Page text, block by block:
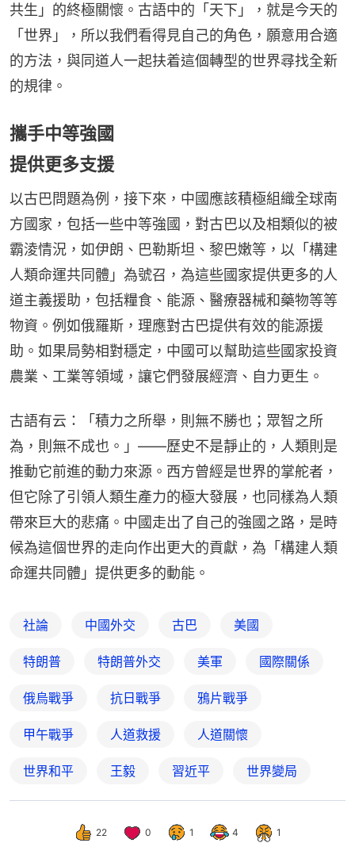
共生」的終極關懷。古語中的「天下」，就是今天的
「世界」，所以我們看得見自己的角色，願意用合適
的方法，與同道人一起扶着這個轉型的世界尋找全新
的規律。
攜手中等強國
提供更多支援
以古巴問題為例，接下來，中國應該積極組織全球南
方國家，包括一些中等強國，對古巴以及相類似的被
霸淩情況，如伊朗、巴勒斯坦、黎巴嫩等，以「構建
人類命運共同體」為號召，為這些國家提供更多的人
道主義援助，包括糧食、能源、醫療器械和藥物等等
物資。例如俄羅斯，理應對古巴提供有效的能源援
助。如果局勢相對穩定，中國可以幫助這些國家投資
農業、工業等領域，讓它們發展經濟、自力更生。
古語有云：「積力之所舉，則無不勝也；眾智之所
為，則無不成也。」——歷史不是靜止的，人類則是
推動它前進的動力來源。西方曾經是世界的掌舵者，
但它除了引領人類生產力的極大發展，也同樣為人類
帶來巨大的悲痛。中國走出了自己的強國之路，是時
候為這個世界的走向作出更大的貢獻，為「構建人類
命運共同體」提供更多的動能。
社論 中國外交 古巴 美國
特朗普 特朗普外交 美軍 國際關係
俄烏戰爭 抗日戰爭 鴉片戰爭
甲午戰爭 人道救援 人道關懷
世界和平 王毅 習近平 世界變局
22 0 1 4 1